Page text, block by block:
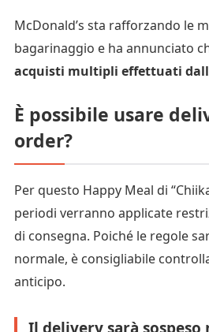
McDonald’s sta rafforzando le
bagarinaggio e ha annunciato
acquisti multipli effettuati
È possibile usare
order?
Per questo Happy Meal di
periodi verranno applicate
di consegna. Poiché le regole
normale, è consigliabile
anticipo.